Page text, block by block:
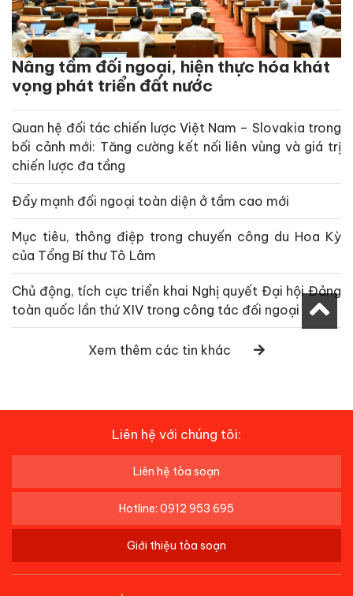
Nâng tầm đối ngoại, hiện thực hóa khát
vọng phát triển đất nước
Quan hệ đối tác chiến lược Việt Nam – Slovakia trong
bối cảnh mới: Tăng cường kết nối liên vùng và giá trị
chiến lược đa tầng
Đẩy mạnh đối ngoại toàn diện ở tầm cao mới
Mục tiêu, thông điệp trong chuyến công du Hoa Kỳ
của Tổng Bí thư Tô Lâm
Chủ động, tích cực triển khai Nghị quyết Đại hội Đảng
toàn quốc lần thứ XIV trong công tác đối ngoại
Xem thêm các tin khác
Liên hệ với chúng tôi:
Liên hệ tòa soạn
Hotline: 0912 953 695
Giới thiệu tòa soạn